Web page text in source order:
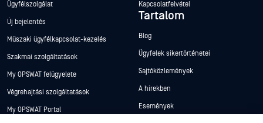
Ügyfélszolgálat
Új bejelentés
Műszaki ügyfélkapcsolat-kezelés
Szakmai szolgáltatások
My OPSWAT felügyelete
Végrehajtási szolgáltatások
My OPSWAT Portal
Kapcsolatfelvétel
Tartalom
Blog
Ügyfelek sikertörténetei
Sajtóközlemények
A hírekben
Események